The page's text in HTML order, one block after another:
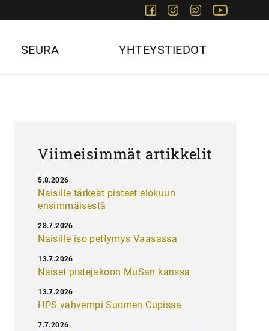
FacebookInstagram
Twitter
SEURA YHTEYSTIEDOT
Viimeisimmät artikkelit
Naisille tärkeät pisteet elokuun
ensimmäisestä
5.8.2026
Naisille iso pettymys Vaasassa
28.7.2026
Naiset pistejakoon MuSan kanssa
13.7.2026
HPS vahvempi Suomen Cupissa
13.7.2026
7.7.2026